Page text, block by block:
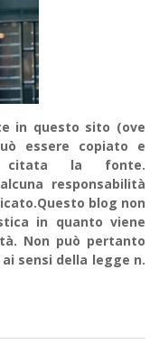
in questo sito (ove
essere copiato e
citata la fonte.
responsabilità
blog non
in quanto viene
Non può pertanto
sensi della legge n.